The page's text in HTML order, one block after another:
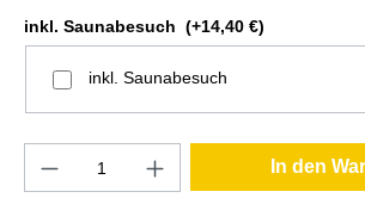
inkl. Saunabesuch (+14,40 €)
inkl. Saunabesuch
In den